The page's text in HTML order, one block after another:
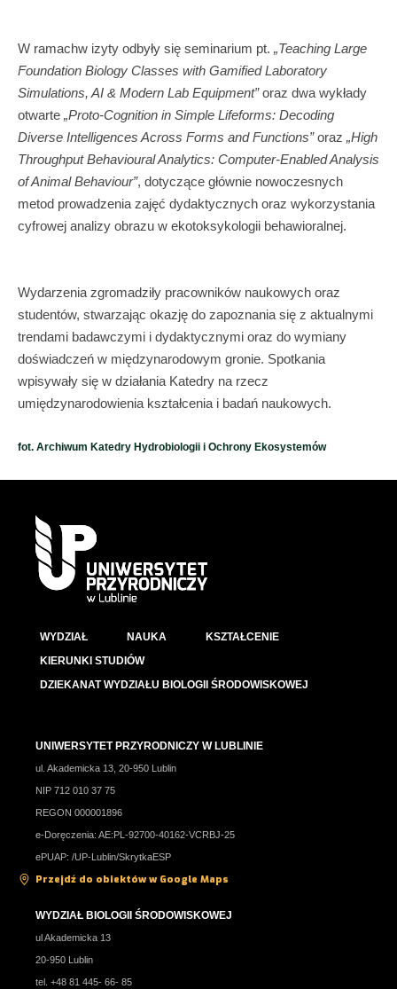
W ramachw izyty odbyły się seminarium pt. „Teaching Large
Foundation Biology Classes with Gamified Laboratory
Simulations, AI & Modern Lab Equipment”oraz dwa wykłady
otwarte „Proto-Cognition in Simple Lifeforms: Decoding
Diverse Intelligences Across Forms and Functions”oraz „High
Throughput Behavioural Analytics: Computer-Enabled Analysis
of Animal Behaviour”, dotyczące głównie nowoczesnych
metod prowadzenia zajęć dydaktycznych oraz wykorzystania
cyfrowej analizy obrazu w ekotoksykologii behawioralnej.
Wydarzenia zgromadziły pracowników naukowych oraz
studentów, stwarzając okazję do zapoznania się z aktualnymi
trendami badawczymi i dydaktycznymi oraz do wymiany
doświadczeń w międzynarodowym gronie. Spotkania
wpisywały się w działania Katedry na rzecz
umiędzynarodowienia kształcenia i badań naukowych.
fot. Archiwum Katedry Hydrobiologii i Ochrony Ekosystemów
WYDZIAŁ NAUKA
KSZTAŁCENIE
KIERUNKI STUDIÓW
DZIEKANAT WYDZIAŁU BIOLOGII ŚRODOWISKOWEJ
UNIWERSYTET PRZYRODNICZY W LUBLINIE
ul. Akademicka 13, 20-950 Lublin
NIP 712 010 37 75
REGON 000001896
e-Doręczenia: AE:PL-92700-40162-VCRBJ-25
ePUAP: /UP-Lublin/SkrytkaESP
Przejdź do obiektów w Google Maps
WYDZIAŁ BIOLOGII ŚRODOWISKOWEJ
ul Akademicka 13
20-950 Lublin
tel. +48 81 445- 66- 85